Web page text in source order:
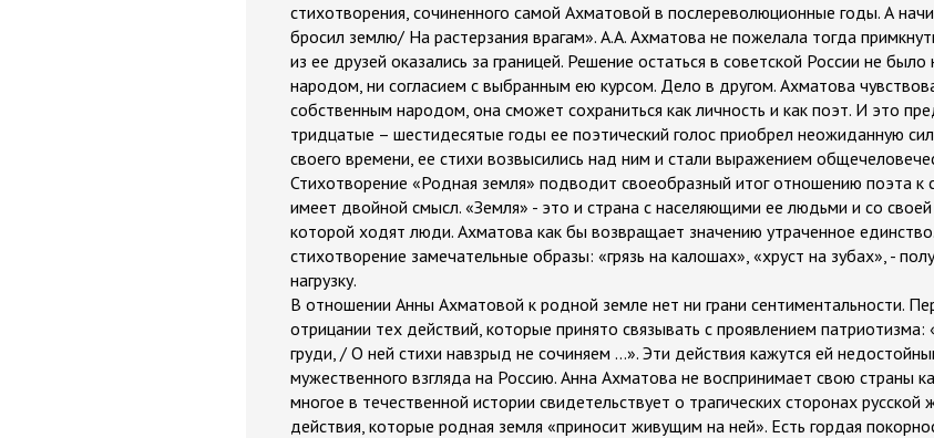
стихотворения, сочиненного самой Ахматовой в послереволюционные годы. А
бросил землю/ На растерзания врагам». А.А. Ахматова не пожелала тогда
из ее друзей оказались за границей. Решение остаться в советской России не
народом, ни согласием с выбранным ею курсом. Дело в другом. Ахматова
собственным народом, она сможет сохраниться как личность и как поэт. И это
тридцатые – шестидесятые годы ее поэтический голос приобрел неожиданную
своего времени, ее стихи возвысились над ним и стали выражением
Стихотворение «Родная земля» подводит своеобразный итог отношению поэта к
имеет двойной смысл. «Земля» - это и страна с населяющими ее людьми и со
которой ходят люди. Ахматова как бы возвращает значению утраченное
стихотворение замечательные образы: «грязь на калошах», «хруст на зубах», -
нагрузку.
В отношении Анны Ахматовой к родной земле нет ни грани сентиментальности.
отрицании тех действий, которые принято связывать с проявлением
груди, / О ней стихи навзрыд не сочиняем …». Эти действия кажутся ей
мужественного взгляда на Россию. Анна Ахматова не воспринимает свою страны
многое в течественной истории свидетельствует о трагических сторонах
действия, которые родная земля «приносит живущим на ней». Есть гордая